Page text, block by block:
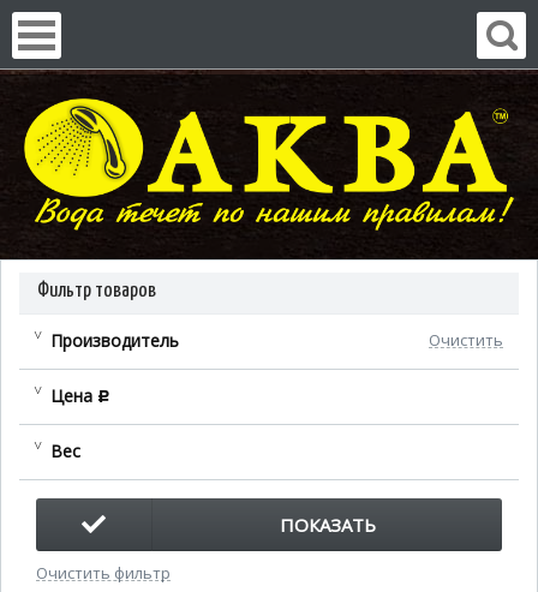
Фильтр товаров
Производитель Очистить
Цена c
Вес
ПОКАЗАТЬ
Очистить фильтр